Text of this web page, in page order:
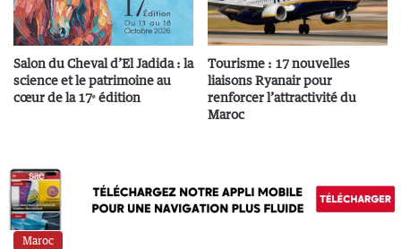
Salon du Cheval d’El Jadida : la
science et le patrimoine au
cœur de la 17ᵉ édition
Tourisme : 17 nouvelles
liaisons Ryanair pour
renforcer l’attractivité du
Maroc